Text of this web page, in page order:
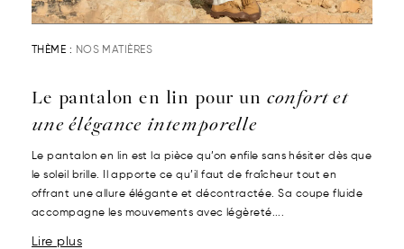
THÈME : NOS MATIÈRES
Le pantalon en lin pour un confort et
une élégance intemporelle
Le pantalon en lin est la pièce qu’on enfile sans hésiter dès que
le soleil brille. Il apporte ce qu’il faut de fraîcheur tout en
offrant une allure élégante et décontractée. Sa coupe fluide
accompagne les mouvements avec légèreté....
Lire plus